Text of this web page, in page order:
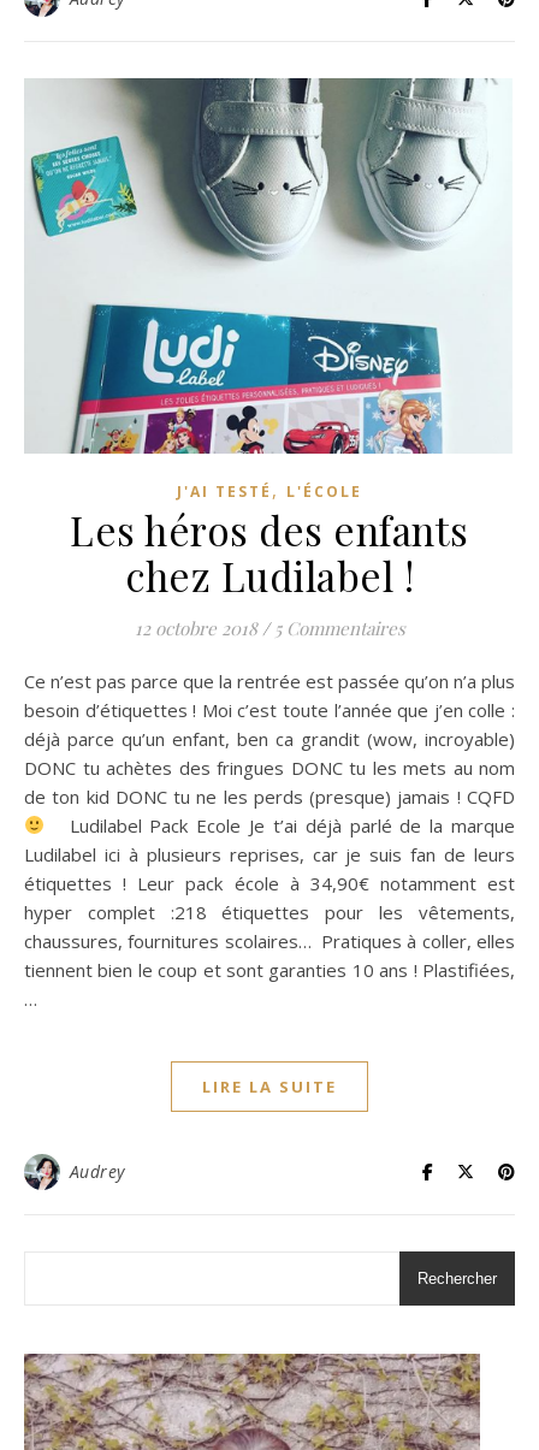
J'AI TESTÉ , L'ÉCOLE
Les héros des enfants
chez Ludilabel !
12 octobre 2018 / 5 Commentaires
Ce n’est pas parce que la rentrée est passée qu’on n’a plus
besoin d’étiquettes ! Moi c’est toute l’année que j’en colle :
déjà parce qu’un enfant, ben ca grandit (wow, incroyable)
DONC tu achètes des fringues DONC tu les mets au nom
de ton kid DONC tu ne les perds (presque) jamais ! CQFD
Ludilabel Pack Ecole Je t’ai déjà parlé de la marque
Ludilabel ici à plusieurs reprises, car je suis fan de leurs
étiquettes ! Leur pack école à 34,90€ notamment est
hyper complet :218 étiquettes pour les vêtements,
chaussures, fournitures scolaires… Pratiques à coller, elles
tiennent bien le coup et sont garanties 10 ans ! Plastifiées,
…
LIRE LA SUITE
Audrey
Rechercher